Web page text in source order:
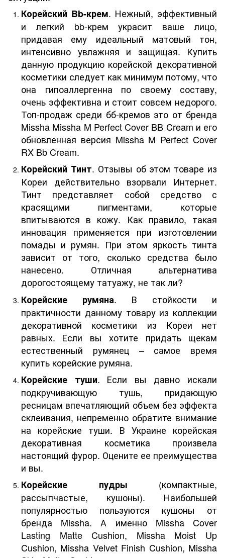
Корейский Bb-крем. Нежный, эффективный
и легкий bb-крем украсит ваше лицо,
придавая ему идеальный матовый тон,
интенсивно увлажняя и защищая. Купить
данную продукцию корейской декоративной
косметики следует как минимум потому, что
она гипоаллергенна по своему составу,
очень эффективна и стоит совсем недорого.
Топ-продаж среди бб-кремов это от бренда
Missha Missha M Perfect Cover BB Cream и его
обновленная версия Missha M Perfect Cover
RX Bb Cream.
Корейский Тинт. Отзывы об этом товаре из
Кореи действительно взорвали Интернет.
Тинт представляет собой средство с
красящими пигментами, которые
впитываются в кожу. Как правило, такая
инновация применяется при изготовлении
помады и румян. При этом яркость тинта
зависит от того, сколько средства было
нанесено. Отличная альтернатива
дорогостоящему татуажу, не так ли?
Корейские румяна. В стойкости и
практичности данному товару из коллекции
декоративной косметики из Кореи нет
равных. Если вы хотите придать щекам
естественный румянец – самое время
купить корейские румяна.
Корейские туши. Если вы давно искали
подкручивающую тушь, придающую
ресницам впечатляющий объем без эффекта
склеивания, непременно обратите внимание
на корейские туши. В Украине корейская
декоративная косметика произвела
настоящий фурор. Оцените ее преимущества
и вы.
Корейские пудры (компактные,
рассыпчастые, кушоны). Наибольшей
популярностью пользуются кушоны от
бренда Missha. А именно Missha Cover
Lasting Matte Cushion, Missha Moist Up
Cushion, Missha Velvet Finish Cushion, Missha